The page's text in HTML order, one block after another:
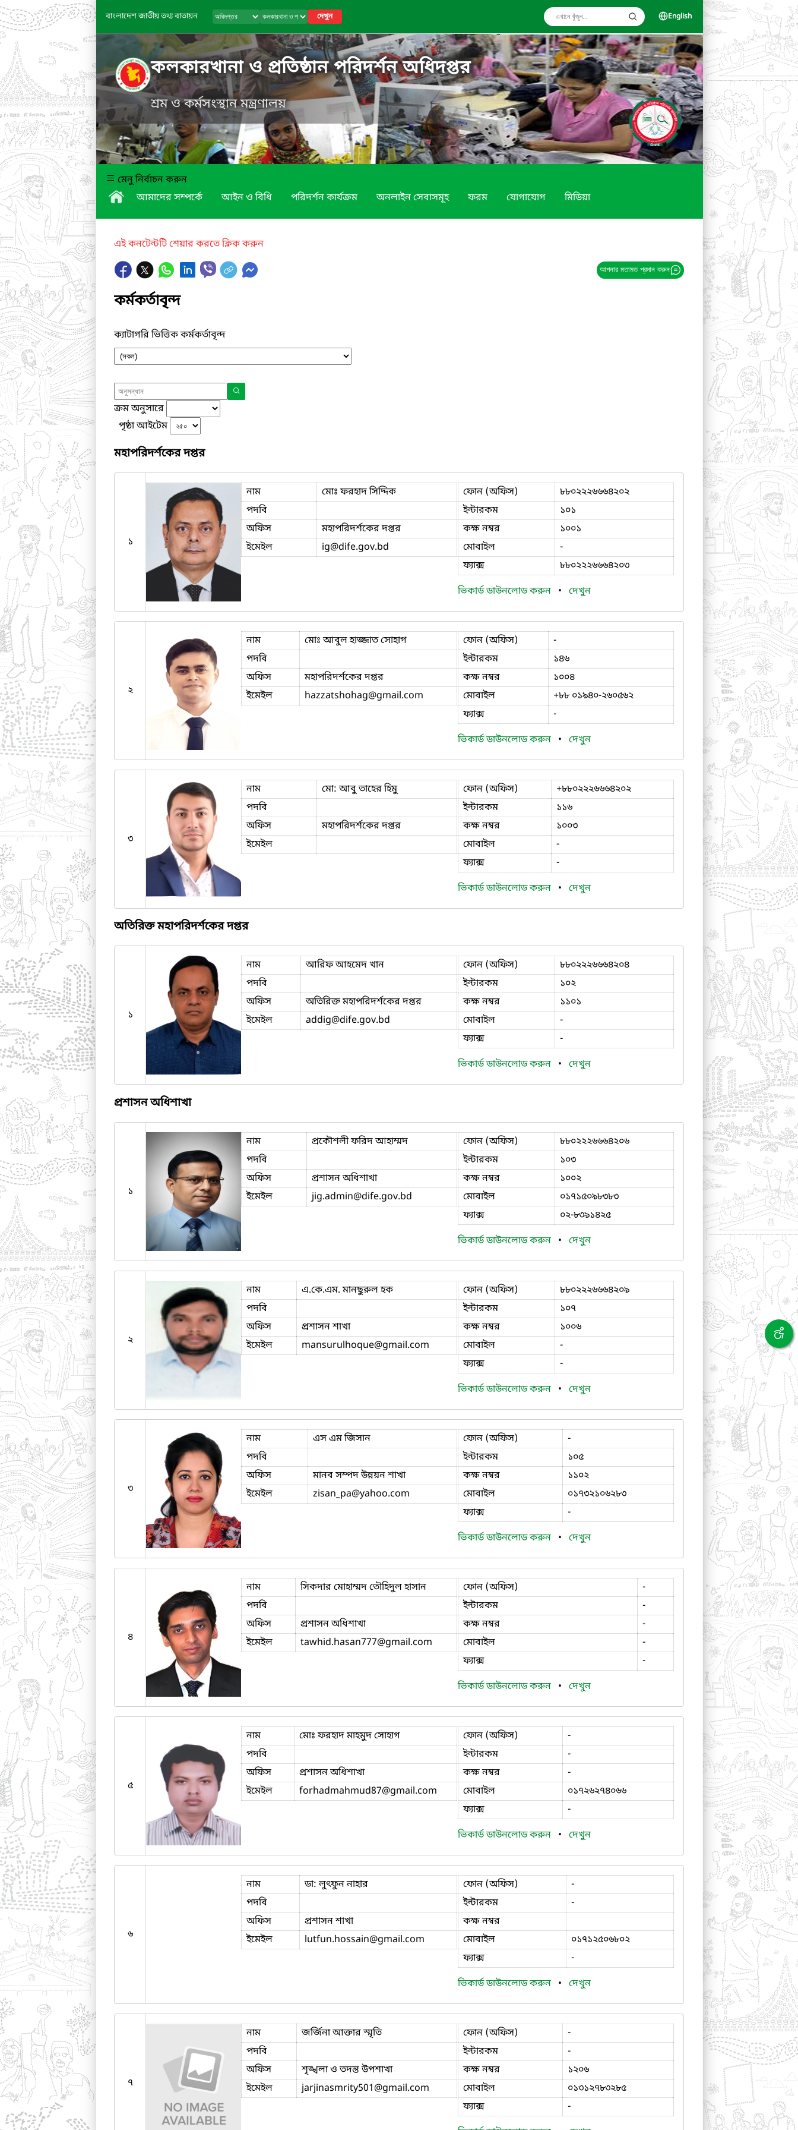
বাংলাদেশ জাতীয় তথ্য বাতায়ন দেখুন English
কলকারখানা ও প্রতিষ্ঠান পরিদর্শন অধিদপ্তর
শ্রম ও কর্মসংস্থান মন্ত্রণালয়
মেনু নির্বাচন করুন
আমাদের সম্পর্কে
আইন ও বিধি পরিদর্শন কার্যক্রম অনলাইন সেবাসমূহ ফরম যোগাযোগ মিডিয়া
এই কনটেন্টটি শেয়ার করতে ক্লিক করুন
আপনার মতামত প্রদান করুন
কর্মকর্তাবৃন্দ
ক্যাটাগরি ভিত্তিক কর্মকর্তাবৃন্দ
ক্রম অনুসারে
পৃষ্ঠা আইটেম
মহাপরিদর্শকের দপ্তর
১
নাম
মোঃ ফরহাদ সিদ্দিক
পদবি
অফিস
মহাপরিদর্শকের দপ্তর
ইমেইল
ig@dife.gov.bd
ফোন (অফিস)
৮৮০২২২৬৬৬৪২০২
ইন্টারকম
১০১
কক্ষ নম্বর
১০০১
মোবাইল
-
ফ্যাক্স
৮৮০২২২৬৬৬৪২০৩
ভিকার্ড ডাউনলোড করুন • দেখুন
২
নাম
মোঃ আবুল হাজ্জাত সোহাগ
পদবি
অফিস
মহাপরিদর্শকের দপ্তর
ইমেইল
hazzatshohag@gmail.com
ফোন (অফিস)
-
ইন্টারকম
১৪৬
কক্ষ নম্বর
১০০৪
মোবাইল
+৮৮ ০১৯৪০-২৬০৫৬২
ফ্যাক্স
-
ভিকার্ড ডাউনলোড করুন • দেখুন
৩
নাম
মো: আবু তাহের হিমু
পদবি
অফিস
মহাপরিদর্শকের দপ্তর
ইমেইল
ফোন (অফিস)
+৮৮০২২২৬৬৬৪২০২
ইন্টারকম
১১৬
কক্ষ নম্বর
১০০৩
মোবাইল
-
ফ্যাক্স
-
ভিকার্ড ডাউনলোড করুন • দেখুন
অতিরিক্ত মহাপরিদর্শকের দপ্তর
১
নাম
আরিফ আহমেদ খান
পদবি
অফিস
অতিরিক্ত মহাপরিদর্শকের দপ্তর
ইমেইল
addig@dife.gov.bd
ফোন (অফিস)
৮৮০২২২৬৬৬৪২০৪
ইন্টারকম
১০২
কক্ষ নম্বর
১১০১
মোবাইল
-
ফ্যাক্স
-
ভিকার্ড ডাউনলোড করুন • দেখুন
প্রশাসন অধিশাখা
১
নাম
প্রকৌশলী ফরিদ আহাম্মদ
পদবি
অফিস
প্রশাসন অধিশাখা
ইমেইল
jig.admin@dife.gov.bd
ফোন (অফিস)
৮৮০২২২৬৬৬৪২০৬
ইন্টারকম
১০৩
কক্ষ নম্বর
১০০২
মোবাইল
০১৭১৫০৯৮৩৮৩
ফ্যাক্স
০২-৮৩৯১৪২৫
ভিকার্ড ডাউনলোড করুন • দেখুন
২
নাম
এ.কে.এম. মানছুরুল হক
পদবি
অফিস
প্রশাসন শাখা
ইমেইল
mansurulhoque@gmail.com
ফোন (অফিস)
৮৮০২২২৬৬৬৪২০৯
ইন্টারকম
১০৭
কক্ষ নম্বর
১০০৬
মোবাইল
-
ফ্যাক্স
-
ভিকার্ড ডাউনলোড করুন • দেখুন
৩
নাম
এস এম জিসান
পদবি
অফিস
মানব সম্পদ উন্নয়ন শাখা
ইমেইল
zisan_pa@yahoo.com
ফোন (অফিস)
-
ইন্টারকম
১০৫
কক্ষ নম্বর
১১০২
মোবাইল
০১৭৩২১০৬২৮৩
ফ্যাক্স
-
ভিকার্ড ডাউনলোড করুন • দেখুন
৪
নাম
সিকদার মোহাম্মদ তৌহিদুল হাসান
পদবি
অফিস
প্রশাসন অধিশাখা
ইমেইল
tawhid.hasan777@gmail.com
ফোন (অফিস)
-
ইন্টারকম
-
কক্ষ নম্বর
-
মোবাইল
-
ফ্যাক্স
-
ভিকার্ড ডাউনলোড করুন • দেখুন
৫
নাম
মোঃ ফরহাদ মাহমুদ সোহাগ
পদবি
অফিস
প্রশাসন অধিশাখা
ইমেইল
forhadmahmud87@gmail.com
ফোন (অফিস)
-
ইন্টারকম
-
কক্ষ নম্বর
-
মোবাইল
০১৭২৬২৭৪০৬৬
ফ্যাক্স
-
ভিকার্ড ডাউনলোড করুন • দেখুন
৬
নাম
ডা: লুৎফুন নাহার
পদবি
অফিস
প্রশাসন শাখা
ইমেইল
lutfun.hossain@gmail.com
ফোন (অফিস)
-
ইন্টারকম
-
কক্ষ নম্বর
মোবাইল
০১৭১২৫০৬৮০২
ফ্যাক্স
-
ভিকার্ড ডাউনলোড করুন • দেখুন
৭
নাম
জর্জিনা আক্তার স্মৃতি
পদবি
অফিস
শৃঙ্খলা ও তদন্ত উপশাখা
ইমেইল
jarjinasmrity501@gmail.com
ফোন (অফিস)
-
ইন্টারকম
-
কক্ষ নম্বর
১২০৬
মোবাইল
০১৩১২৭৮৩২৮৫
ফ্যাক্স
-